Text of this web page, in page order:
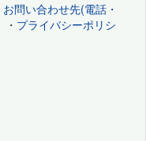
お問い合わせ先(電話・
・ プライバシーポリシ